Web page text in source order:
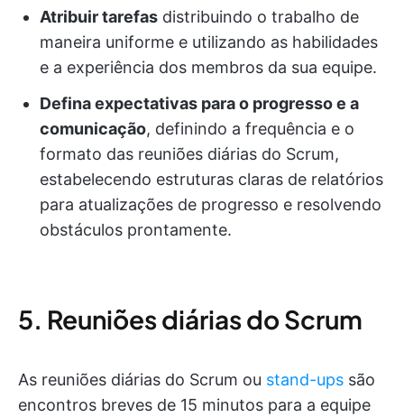
Atribuir tarefas distribuindo o trabalho de
maneira uniforme e utilizando as habilidades
e a experiência dos membros da sua equipe.
Defina expectativas para o progresso e a
comunicação, definindo a frequência e o
formato das reuniões diárias do Scrum,
estabelecendo estruturas claras de relatórios
para atualizações de progresso e resolvendo
obstáculos prontamente.
5. Reuniões diárias do Scrum
As reuniões diárias do Scrum ou stand-ups são
encontros breves de 15 minutos para a equipe